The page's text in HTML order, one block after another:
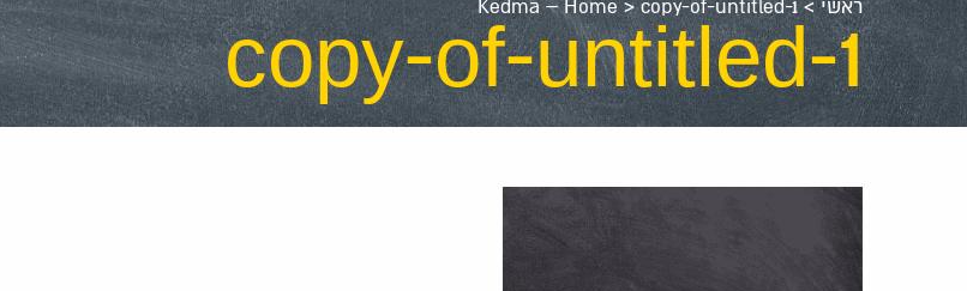
ראשי>
Kedma – Home >copy-of-untitled-1
copy-of-untitled-1